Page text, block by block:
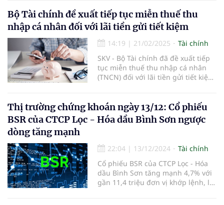
Bộ Tài chính đề xuất tiếp tục miễn thuế thu
nhập cá nhân đối với lãi tiền gửi tiết kiệm
14:19 | 21/02/2025
Tài chính
SKV - Bộ Tài chính đã đề xuất tiếp
tục miễn thuế thu nhập cá nhân
(TNCN) đối với lãi tiền gửi tiết kiệm,
trợ nguồn vốn cho nền kinh tế.
Thị trường chứng khoán ngày 13/12: Cổ phiếu
BSR của CTCP Lọc - Hóa dầu Bình Sơn ngược
dòng tăng mạnh
22:04 | 13/12/2024
Tài chính
Cổ phiếu BSR của CTCP Lọc - Hóa
dầu Bình Sơn tăng mạnh 4,7% với
gần 11,4 triệu đơn vị khớp lệnh, là